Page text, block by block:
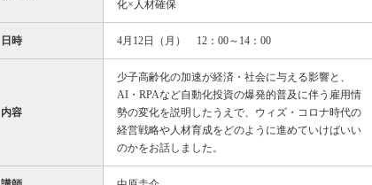
化×人材確保
日時 4月12日（月） 12：00～14：00
内容
少子高齢化の加速が経済・社会に与える影響と、
AI・RPAなど自動化投資の爆発的普及に伴う雇用情
勢の変化を説明したうえで、ウィズ・コロナ時代の
経営戦略や人材育成をどのように進めていけばいい
のかをお話しました。